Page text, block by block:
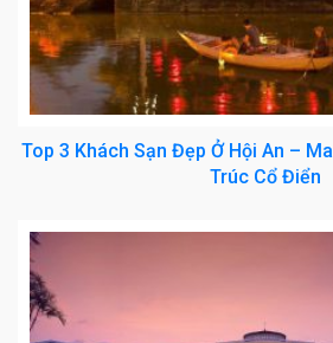
Top 3 Khách Sạn Đẹp Ở Hội An –
Trúc Cổ Điển